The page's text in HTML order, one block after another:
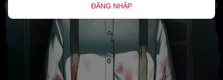
ĐĂNG NHẬP